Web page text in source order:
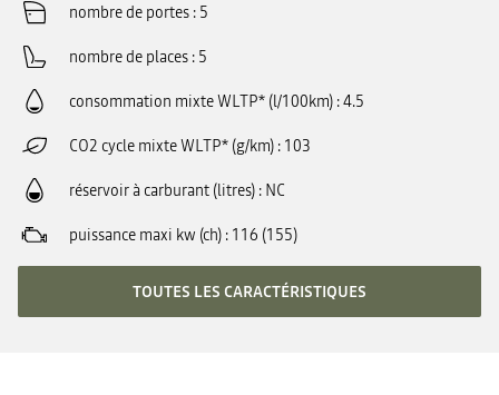
nombre de portes 5
nombre de places 5
consommation mixte WLTP* (l/100km) 4.5
CO2 cycle mixte WLTP* (g/km) 103
réservoir à carburant (litres) NC
puissance maxi kw (ch) 116 (155)
TOUTES LES CARACTÉRISTIQUES